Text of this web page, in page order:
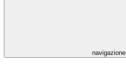
navigazione